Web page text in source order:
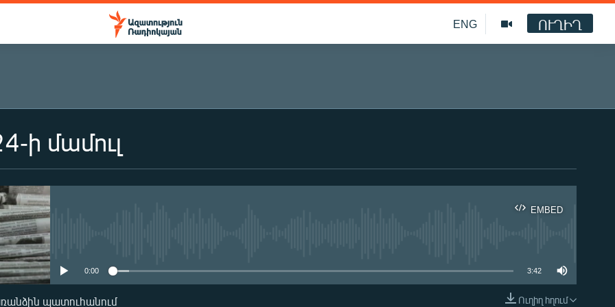
ENG ՈՒՂԻՂ
ի մամուլ
EMBED
0:00 3:42
Ուղիղ հղում
պատուհանում